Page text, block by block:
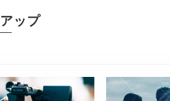
ップ